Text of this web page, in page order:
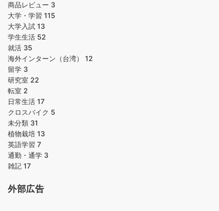
商品レビュー 3
大学・学習 115
大学入試 13
学生生活 52
就活 35
海外インターン（台湾） 12
留学 3
研究室 22
転室 2
日常生活 17
クロスバイク 5
未分類 31
植物栽培 13
英語学習 7
通勤・通学 3
雑記 17
外部広告